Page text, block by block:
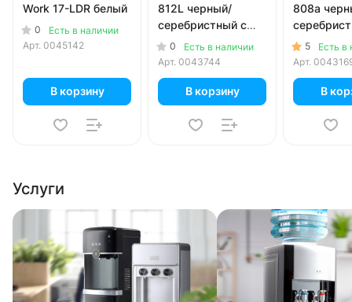
Work 17-LDR белый
0
Есть в наличии
Арт. 0045142
В корзину
812L черный/
серебристный с
компрессорным
охлаждением
0
Есть в наличии
Арт. 0043744
В корзину
808a
5
Есть в
Арт.
В
Услуги